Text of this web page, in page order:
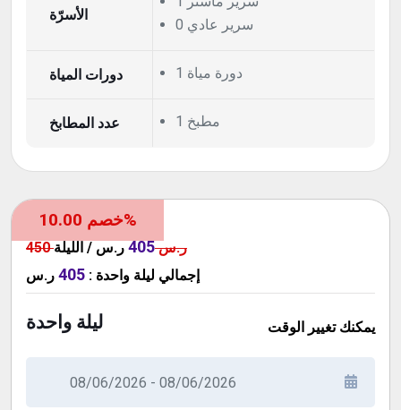
الأسرّة
0 سرير عادي
دورات المياة 1 دورة مياة
عدد المطابخ 1 مطبخ
خصم 10.00%
450 ر.س405 ر.س / الليلة
إجمالي ليلة واحدة :
405 ر.س
ليلة واحدة يمكنك تغيير الوقت